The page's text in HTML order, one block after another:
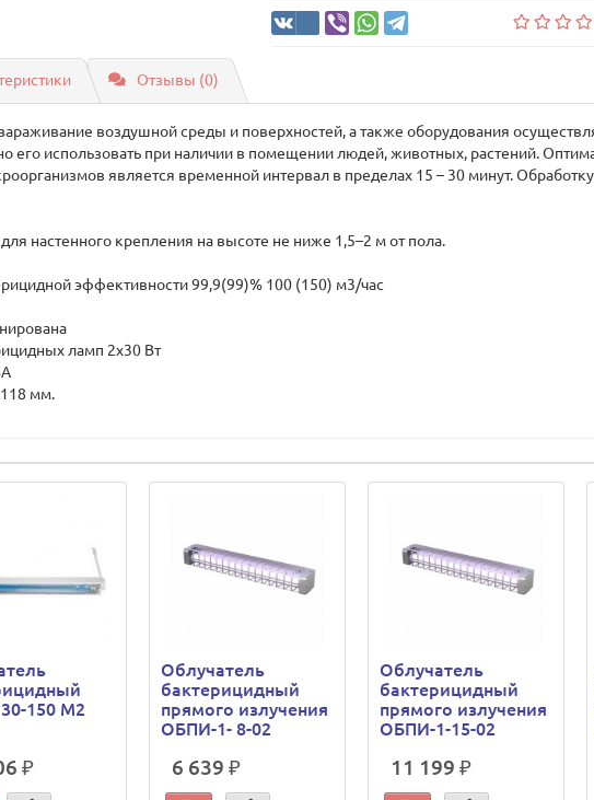
Отзывы (0)
воздушной среды и поверхностей, а также оборудования
его использовать при наличии в помещении людей, животных, растений.
является временной интервал в пределах 15 – 30 минут.
настенного крепления на высоте не ниже 1,5–2 м от пола.
эффективности 99,9(99)% 100 (150) м3/час
ламп 2х30 Вт
мм.
150 М2
₽
Облучатель
бактерицидный
прямого излучения
ОБПИ-1- 8-02
6 639 ₽
Облучатель
бактерицидный
прямого излучения
ОБПИ-1-15-02
11 199 ₽